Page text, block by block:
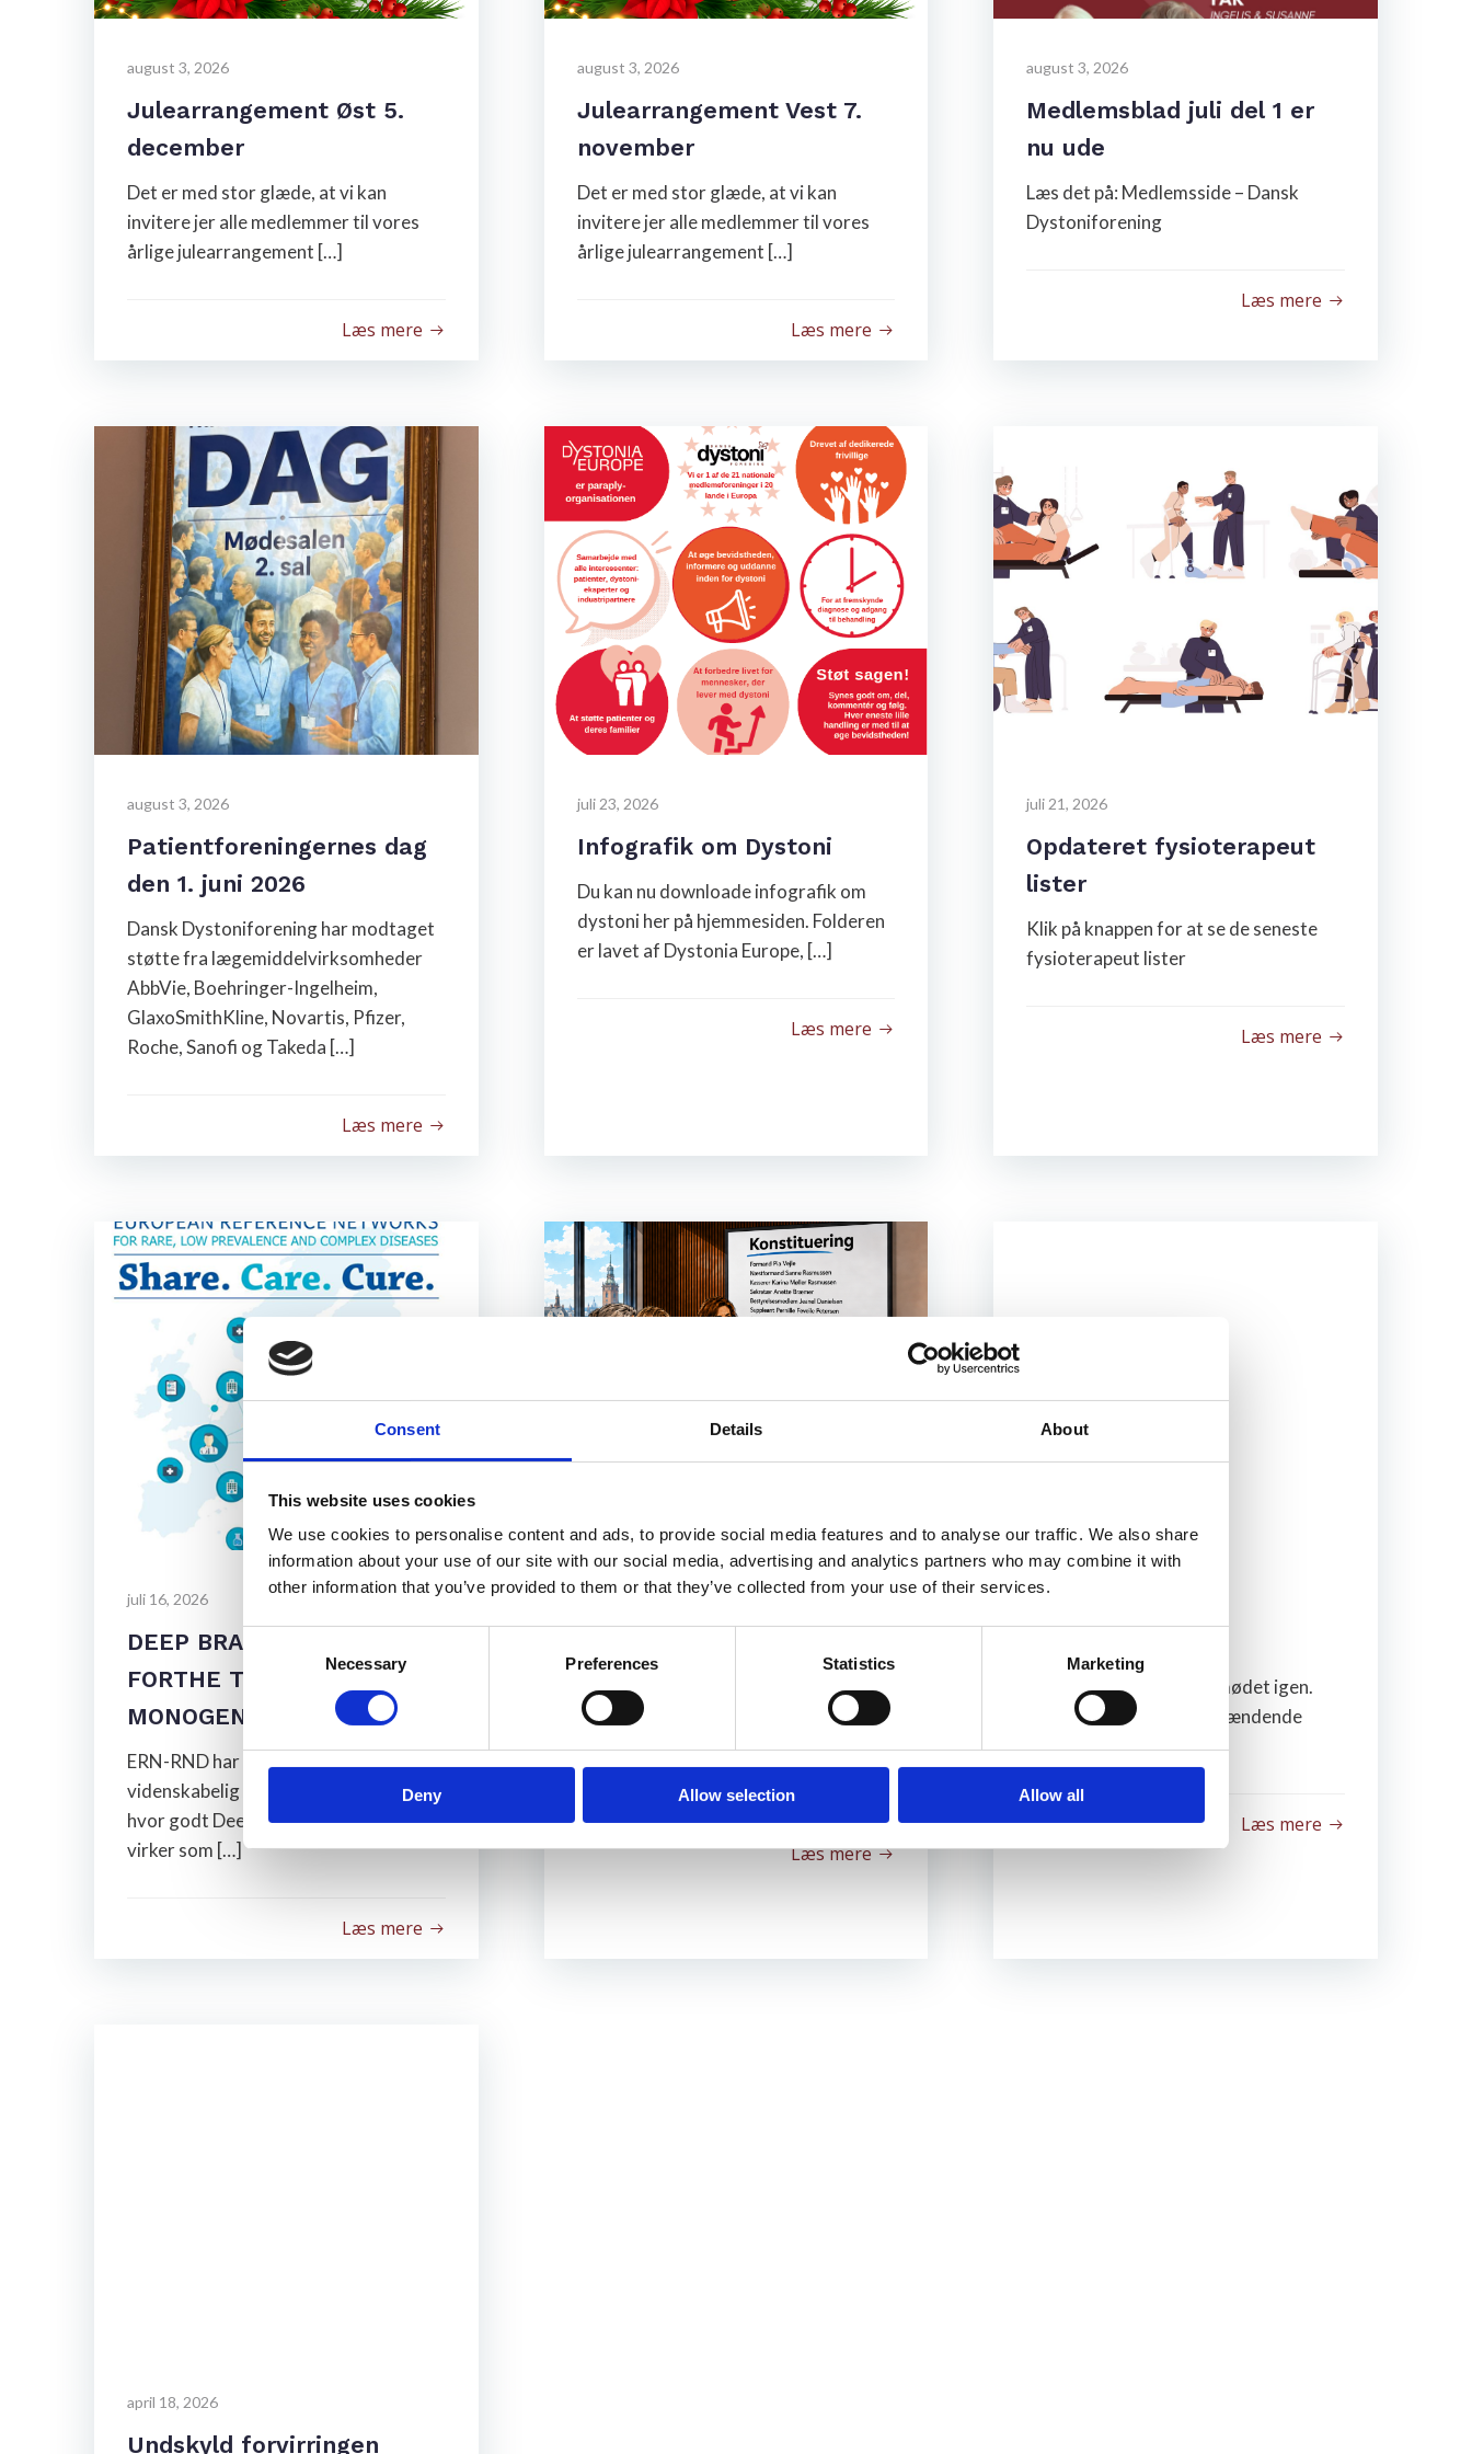
Consent Details About
This website uses cookies
We use cookies to personalise content and ads, to provide social media features and to analyse our traffic. We also share
information about your use of our site with our social media, advertising and analytics partners who may combine it with
other information that you’ve provided to them or that they’ve collected from your use of their services.
Necessary Preferences Statistics Marketing
Deny Allow selection Allow all
august 3, 2026
Julearrangement Øst 5.
december
Det er med stor glæde, at vi kan
invitere jer alle medlemmer til vores
årlige julearrangement […]
Læs mere
august 3, 2026
Julearrangement Vest 7.
november
Det er med stor glæde, at vi kan
invitere jer alle medlemmer til vores
årlige julearrangement […]
Læs mere
august 3, 2026
Medlemsblad juli del 1 er
nu ude
Læs det på: Medlemsside – Dansk
Dystoniforening
Læs mere
august 3, 2026
Patientforeningernes dag
den 1. juni 2026
Dansk Dystoniforening har modtaget
støtte fra lægemiddelvirksomheder
AbbVie, Boehringer-Ingelheim,
GlaxoSmithKline, Novartis, Pfizer,
Roche, Sanofi og Takeda […]
Læs mere
juli 23, 2026
Infografik om Dystoni
Du kan nu downloade infografik om
dystoni her på hjemmesiden. Folderen
er lavet af Dystonia Europe, […]
Læs mere
juli 21, 2026
Opdateret fysioterapeut
lister
Klik på knappen for at se de seneste
fysioterapeut lister
Læs mere
juli 16, 2026
DEEP BRAIN STIMULATION
FORTHE TREATMENT OF
MONOGENIC DYSTONIA
ERN-RND har lavet en opdateret
videnskabelig artikel, der undersøger,
hvor godt Deep Brain Stimulation/DBS
virker som […]
Læs mere
juni 24, 2026
Byd velkommen til den nye bestyrelse i
Dansk Dystoniforening: Formand Pia
VejleNæstformand Sanne
RasmussenKasserer Karina Møller […]
Læs mere
juni 9, 2026
Vi deltager i år på Folkemødet igen.
Kom forbi og lyt til de spændende
events i […]
Læs mere
april 18, 2026
Undskyld forvirringen